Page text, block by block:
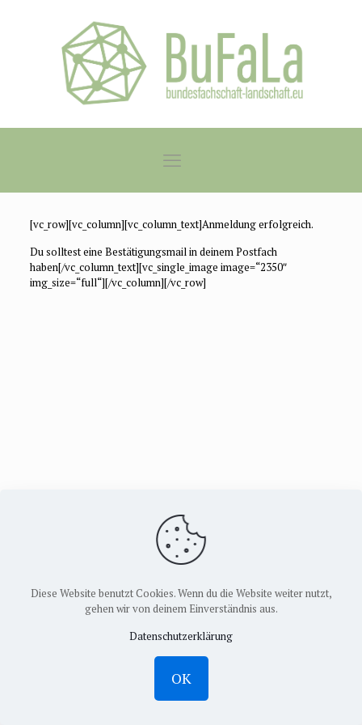
[vc_row][vc_column][vc_column_text]Anmeldung erfolgreich.
Du solltest eine Bestätigungsmail in deinem Postfach
haben[/vc_column_text][vc_single_image image=“2350″
img_size=“full“][/vc_column][/vc_row]
© 2026 Bundesfachschaft Landschaft e.V.
Impressum
Diese Website benutzt Cookies. Wenn du die Website weiter nutzt,
gehen wir von deinem Einverständnis aus.
Datenschutzerklärung
OK